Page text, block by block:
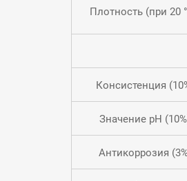
Плотность (при 20
Консистенция
Значение рН
Антикоррозия